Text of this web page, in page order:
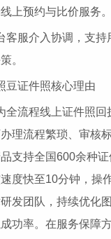
上预约与比价服务。
服介入协调，支持
。
证件照核心理由
流程线上证件照回
理流程繁琐、审核
支持全国600余种
度快至10分钟，操
发团队，持续优化
功率。在服务保障